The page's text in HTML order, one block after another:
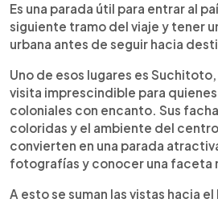
Es una parada útil para entrar al
siguiente tramo del viaje y tener
urbana antes de seguir hacia
Uno de esos lugares es
visita imprescindible para
coloniales con encanto. Sus
coloridas y el ambiente del
convierten en una parada
fotografías y conocer una faceta
A esto se suman las vistas hacia